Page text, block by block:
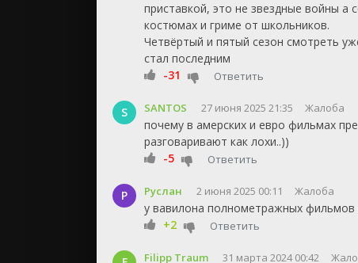
приставкой, это не звездные войны а
костюмах и гриме от школьников.
Четвёртый и пятый сезон смотреть
стал последним
-31
Ответить
S SANTOS 27 июня 2025 21:35 Жалоба
почему в амерских и евро фильмах
разговаривают как лохи..))
-5
Ответить
Р Руслан 2 июня 2025 00:11 Жалоба
у вавилона полнометражных фильмов
+2
Ответить
Filipp Traum 31 марта 2024 00:42